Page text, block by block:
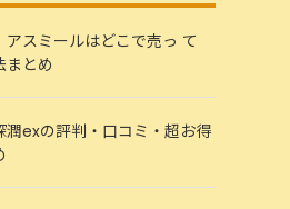
アスミールはどこで売っ て
まとめ
潤exの評判・口コミ・超お得